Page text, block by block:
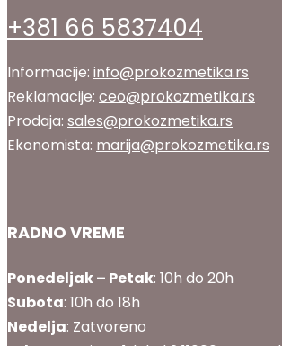
+381 66 5837404
Informacije: info@prokozmetika.rs
Reklamacije: ceo@prokozmetika.rs
Prodaja: sales@prokozmetika.rs
Ekonomista: marija@prokozmetika.rs
RADNO VREME
Ponedeljak – Petak: 10h do 20h
Subota: 10h do 18h
Nedelja: Zatvoreno